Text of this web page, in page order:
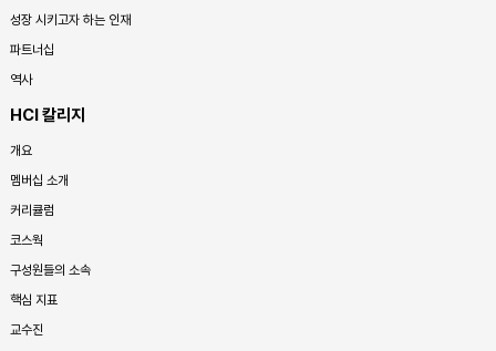
성장 시키고자 하는 인재
파트너십
역사
HCI 칼리지
개요
멤버십 소개
커리큘럼
코스웍
구성원들의 소속
핵심 지표
교수진